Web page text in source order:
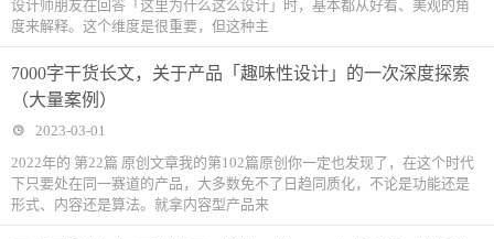
设计师朋友在回答「这里为什么这么设计」时，基本都从好看、美观的角
度来解释。这个维度是很重要，但这种主
7000字干货长文，关于产品「趣味性设计」的一次深度探索
（大量案例）
2023-03-01
2022年的 第22篇 原创文章我的第102篇原创你一定也发现了，在这个时代
下只要处在同一赛道的产品，大多数免不了日趋同质化，不论是功能还是
形式、内容还是算法。就拿内容型产品来